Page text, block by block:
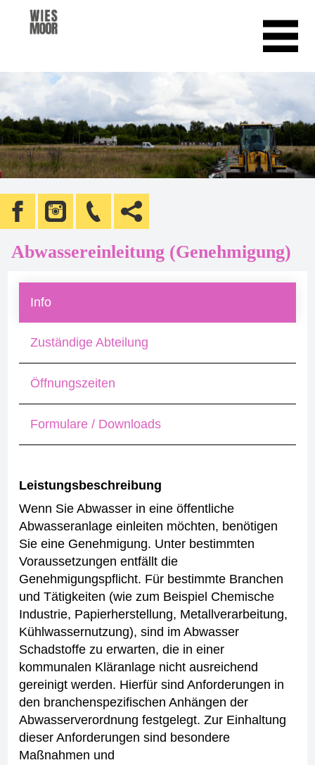
Abwassereinleitung (Genehmigung)
Info
Zuständige Abteilung
Öffnungszeiten
Formulare / Downloads
Leistungsbeschreibung
Wenn Sie Abwasser in eine öffentliche
Abwasseranlage einleiten möchten, benötigen
Sie eine Genehmigung. Unter bestimmten
Voraussetzungen entfällt die
Genehmigungspflicht. Für bestimmte Branchen
und Tätigkeiten (wie zum Beispiel Chemische
Industrie, Papierherstellung, Metallverarbeitung,
Kühlwassernutzung), sind im Abwasser
Schadstoffe zu erwarten, die in einer
kommunalen Kläranlage nicht ausreichend
gereinigt werden. Hierfür sind Anforderungen in
den branchenspezifischen Anhängen der
Abwasserverordnung festgelegt. Zur Einhaltung
dieser Anforderungen sind besondere
Maßnahmen und